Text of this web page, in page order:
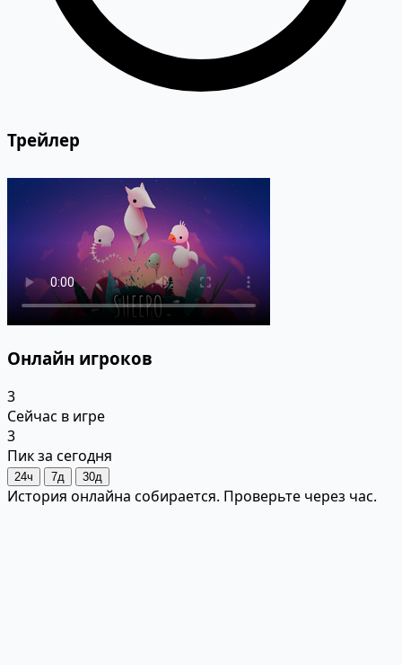
Трейлер
Онлайн игроков
3
Сейчас в игре
3
Пик за сегодня
24ч 7д 30д
История онлайна собирается. Проверьте через час.